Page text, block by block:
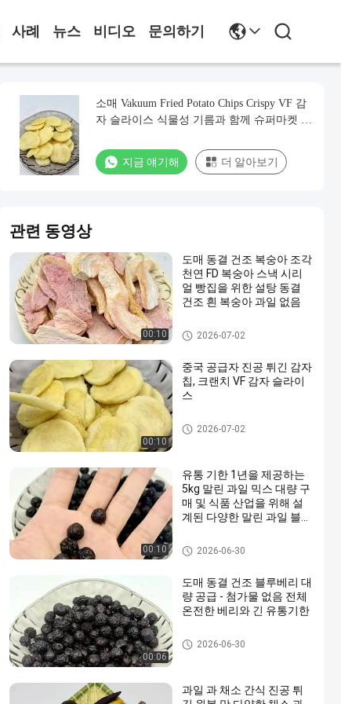
사례 뉴스 비디오 문의하기
소매 Vakuum Fried Potato Chips Crispy VF 감
자 슬라이스 식물성 기름과 함께 슈퍼마켓 간
지금 얘기해 더 알아보기
관련 동영상
00:10
도매 동결 건조 복숭아 조각
천연 FD 복숭아 스낵 시리
얼 빵집을 위한 설탕 동결
건조 흰 복숭아 과일 없음
과일 과 채소 간식
2026-07-02
00:10
중국 공급자 진공 튀긴 감자
칩, 크랜치 VF 감자 슬라이
스
과일 과 채소 간식
2026-07-02
00:10
유통 기한 1년을 제공하는
5kg 말린 과일 믹스 대량 구
매 및 식품 산업을 위해 설
계된 다양한 말린 과일 블렌
과일 과 채소 간식
2026-06-30
00:06
도매 동결 건조 블루베리 대
량 공급 - 첨가물 없음 전체
온전한 베리와 긴 유통기한
전병 과자
2026-06-30
과일 과 채소 간식 진공 튀